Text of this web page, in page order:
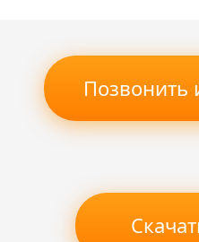
Позвонить